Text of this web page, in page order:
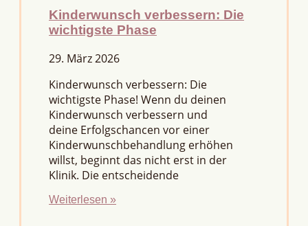
Kinderwunsch verbessern: Die
wichtigste Phase
29. März 2026
Kinderwunsch verbessern: Die
wichtigste Phase! Wenn du deinen
Kinderwunsch verbessern und
deine Erfolgschancen vor einer
Kinderwunschbehandlung erhöhen
willst, beginnt das nicht erst in der
Klinik. Die entscheidende
Weiterlesen »